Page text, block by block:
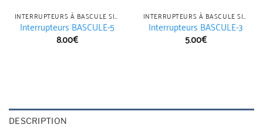
INTERRUPTEURS À BASCULE SIMPLES
Interrupteurs BASCULE-5
8.00€
INTERRUPTEURS À BASCULE SIMPLES
Interrupteurs BASCULE-3
5.00€
DESCRIPTION